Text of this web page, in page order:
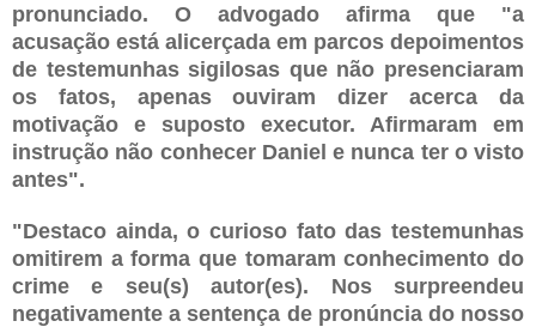
pronunciado. O advogado afirma que "a
acusação está alicerçada em parcos depoimentos
de testemunhas sigilosas que não presenciaram
os fatos, apenas ouviram dizer acerca da
motivação e suposto executor. Afirmaram em
instrução não conhecer Daniel e nunca ter o visto
antes".
"Destaco ainda, o curioso fato das testemunhas
omitirem a forma que tomaram conhecimento do
crime e seu(s) autor(es). Nos surpreendeu
negativamente a sentença de pronúncia do nosso